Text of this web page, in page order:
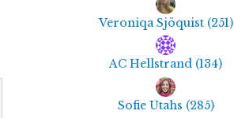
Veroniqa Sjöquist (251)
AC Hellstrand (134)
Sofie Utahs (285)